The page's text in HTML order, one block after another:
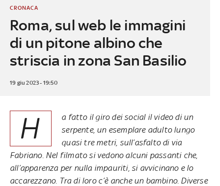
Roma, sul web le immagini
di un pitone albino che
striscia in zona San Basilio
CRONACA
19 giu 2023 - 19:50
H
a fatto il giro dei social il video di un
serpente, un esemplare adulto lungo
quasi tre metri, sull’asfalto di via
Fabriano. Nel filmato si vedono alcuni passanti che,
all’apparenza per nulla impauriti, si avvicinano e lo
accarezzano. Tra di loro c’è anche un bambino. Diverse